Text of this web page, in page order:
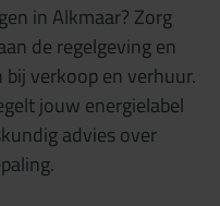
in Alkmaar? Zorg
de regelgeving en
verkoop en verhuur.
jouw energielabel
advies over